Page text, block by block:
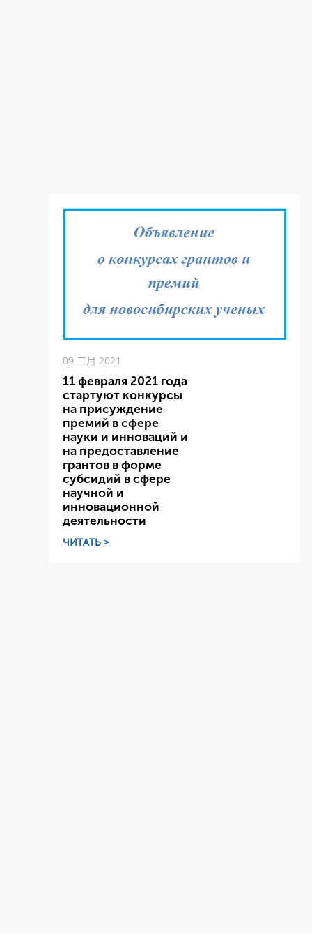
09 二月 2021
11 февраля 2021 года
стартуют конкурсы
на присуждение
премий в сфере
науки и инноваций и
на предоставление
грантов в форме
субсидий в сфере
научной и
инновационной
деятельности
ЧИТАТЬ >